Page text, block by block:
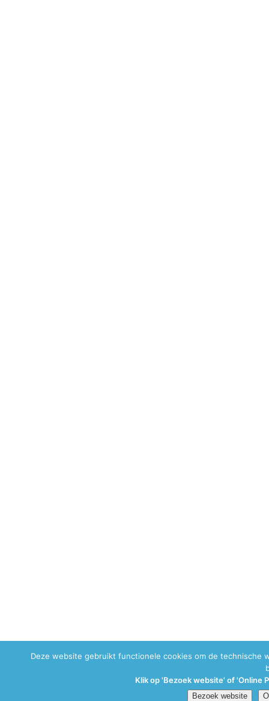
Deze website gebruikt functionele cookies om de technische
Klik op 'Bezoek website' of 'Online
Bezoek website